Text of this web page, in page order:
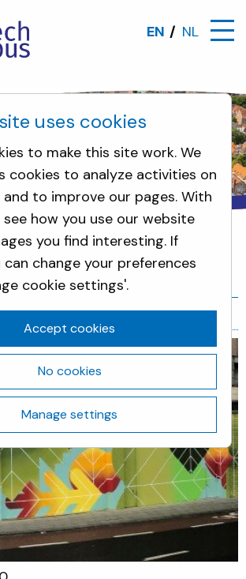
EN NL
News
uses cookies
to make this site work. We
cookies to analyze activities on
to improve our pages. With
how you use our website
you find interesting. If
can change your preferences
cookie settings'.
Accept cookies
No cookies
Manage settings